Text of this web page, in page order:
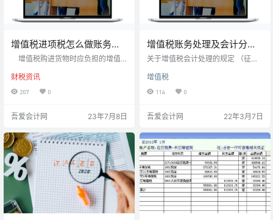
增值税进项税怎么做账务处
理？（转载）
增值税购进货物时应负担的增值
税额进行会计核算时，应设置应交
税费科目处理，相应的账务处理怎
么做？ 增值税进项税如何做账？
库存商品 原材料
增值税-进项税额 贷：银行
存款 应付账款等
应交税费是指企业根据在一定时期
内取得的营业收入、实现的利润
等，按照现行税法规定…
财税资讯
207 0
吾爱会计网 23年7月8日
增值税账务处理及会计分
录-2022年版
关于增值税会计处理的规定 （征求
值税暂行条例》和《关于全面推开
营业税改征增值税试点的通知》等
有关规定，现对增值税有关会计处
设置 增值税一般纳税人应当在“应交
交增值税”、“预缴增值税”、“待抵扣
进项税额”、“待认证进项税额”、“待
转销项税额”等明细科目。 （一）增
值税一般纳税人应在“应交增值税”明
细账…
增值税
114 0
吾爱会计网 22年3月7日